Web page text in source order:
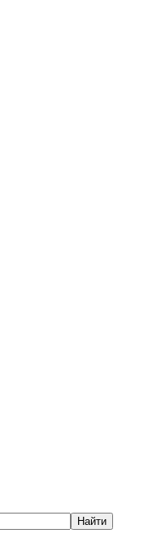
Найти